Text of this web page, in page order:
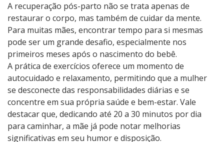
A recuperação pós-parto não se trata apenas de
restaurar o corpo, mas também de cuidar da mente.
Para muitas mães, encontrar tempo para si mesmas
pode ser um grande desafio, especialmente nos
primeiros meses após o nascimento do bebê.
A prática de exercícios oferece um momento de
autocuidado e relaxamento, permitindo que a mulher
se desconecte das responsabilidades diárias e se
concentre em sua própria saúde e bem-estar. Vale
destacar que, dedicando até 20 a 30 minutos por dia
para caminhar, a mãe já pode notar melhorias
significativas em seu humor e disposição.